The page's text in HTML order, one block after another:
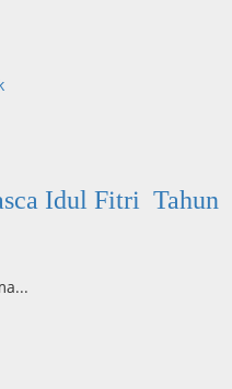
Idul Fitri Tahun